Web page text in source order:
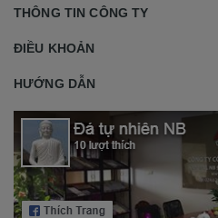
THÔNG TIN CÔNG TY
ĐIỀU KHOẢN
HƯỚNG DẪN